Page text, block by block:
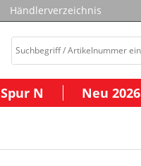
Händlerverzeichnis
Spur N Neu 2026